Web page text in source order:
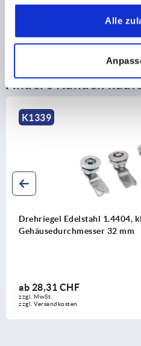
gesammelt haben.
Alle
Andere Kunden
K1339
Drehriegel Edelstahl 1.4404,
Gehäusedurchmesser 32 mm
ab28,31 CHF
zzgl. MwSt.
zzgl. Versandkosten